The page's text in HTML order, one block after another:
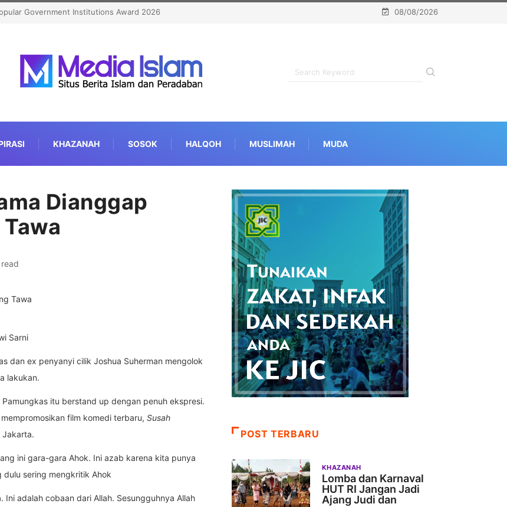
08/08/2026
KHAZANAH SOSOK HALQOH MUSLIMAH MUDA
Dianggap
Sarni
dan ex penyanyi cilik Joshua Suherman mengolok
lakukan.
itu berstand up dengan penuh ekspresi.
film komedi terbaru, Susah
Jakarta.
ini gara-gara Ahok. Ini azab karena kita punya
dulu sering mengkritik Ahok
adalah cobaan dari Allah. Sesungguhnya Allah
POST TERBARU
KHAZANAH
Lomba dan Karnaval
HUT RI Jangan Jadi
Ajang Judi dan